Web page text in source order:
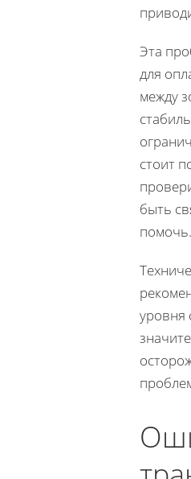
Эта
для
между
стоит
быть
помочь.
уровня